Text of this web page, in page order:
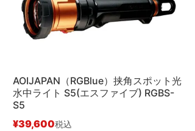
AOIJAPAN（RGBlue）挟角スポット光
水中ライト S5(エスファイブ) RGBS-
S5
¥39,600税込